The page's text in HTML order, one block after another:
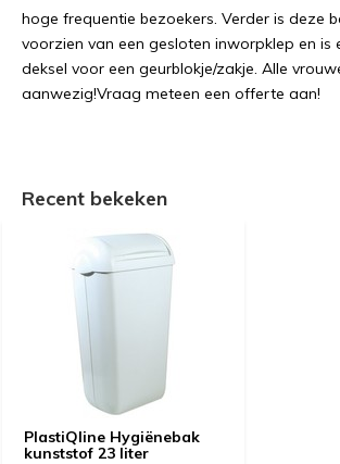
hoge frequentie bezoekers. Verder is deze
voorzien van een gesloten inworpklep en is
deksel voor een geurblokje/zakje. Alle
aanwezig!Vraag meteen een offerte aan!
Recent bekeken
PlastiQline Hygiënebak
kunststof 23 liter